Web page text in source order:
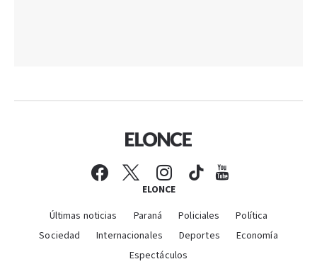
ELONCE
Últimas noticias Paraná Policiales
Política
Sociedad
Internacionales Deportes
Economía
Espectáculos